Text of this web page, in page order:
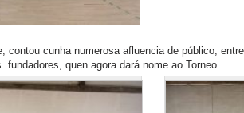
contou cunha numerosa afluencia de público,
quen agora dará nome ao Torneo.